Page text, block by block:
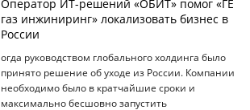
Оператор ИТ-решений «ОБИТ» помог «ГЕ
газ инжиниринг» локализовать бизнес в
России
огда руководством глобального холдинга было
принято решение об уходе из России. Компании
необходимо было в кратчайшие сроки и
максимально бесшовно запустить